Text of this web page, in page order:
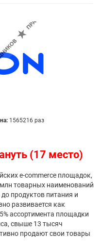
1565216 раз
(17 место)
e-commerce площадок,
товарных наименований
продуктов питания и
развивается как
ассортимента площадки
свыше 13 тысяч
продают свои товары